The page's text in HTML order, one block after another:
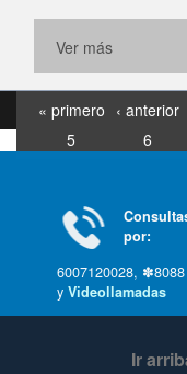
Ver más
« primero ‹ anterior
5
6
por:
6007120028, ✽8088
yVideollamadas